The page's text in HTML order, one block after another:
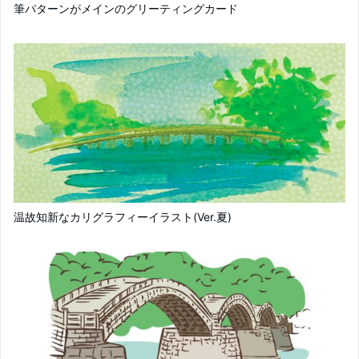
筆パターンがメインのグリーティングカード
温故知新なカリグラフィーイラスト(Ver.夏)